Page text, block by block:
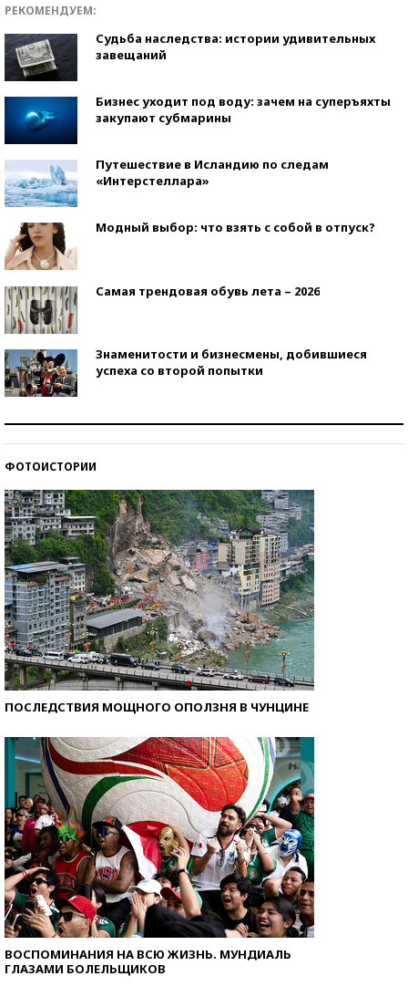
РЕКОМЕНДУЕМ:
Судьба наследства: истории удивительных
завещаний
Бизнес уходит под воду: зачем на суперъяхты
закупают субмарины
Путешествие в Исландию по следам
«Интерстеллара»
Модный выбор: что взять с собой в отпуск?
Самая трендовая обувь лета – 2026
Знаменитости и бизнесмены, добившиеся
успеха со второй попытки
ФОТОИСТОРИИ
ПОСЛЕДСТВИЯ МОЩНОГО ОПОЛЗНЯ В ЧУНЦИНЕ
ВОСПОМИНАНИЯ НА ВСЮ ЖИЗНЬ. МУНДИАЛЬ
ГЛАЗАМИ БОЛЕЛЬЩИКОВ